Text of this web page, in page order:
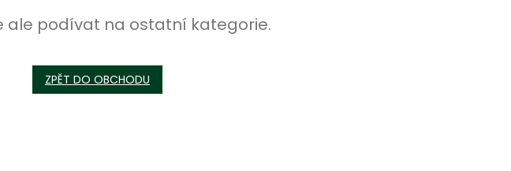
ale podívat na ostatní kategorie.
ZPĚT DO OBCHODU